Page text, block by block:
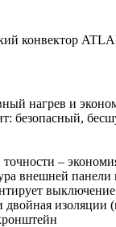
конвектор
нагрев и
безопасный,
–
внешней
двойная изоляции